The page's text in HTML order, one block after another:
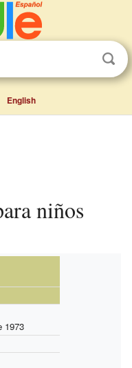
English
niños
1973